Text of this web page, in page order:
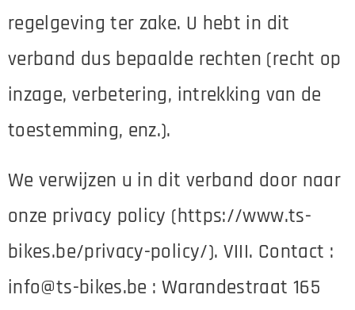
regelgeving ter zake. U hebt in dit
verband dus bepaalde rechten (recht op
inzage, verbetering, intrekking van de
toestemming, enz.).
We verwijzen u in dit verband door naar
onze privacy policy (https://www.ts-
bikes.be/privacy-policy/). VIII. Contact :
info@ts-bikes.be : Warandestraat 165